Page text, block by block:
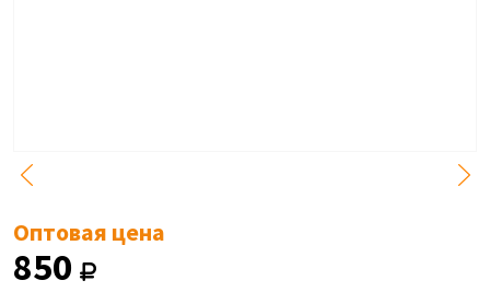
Оптовая цена
850